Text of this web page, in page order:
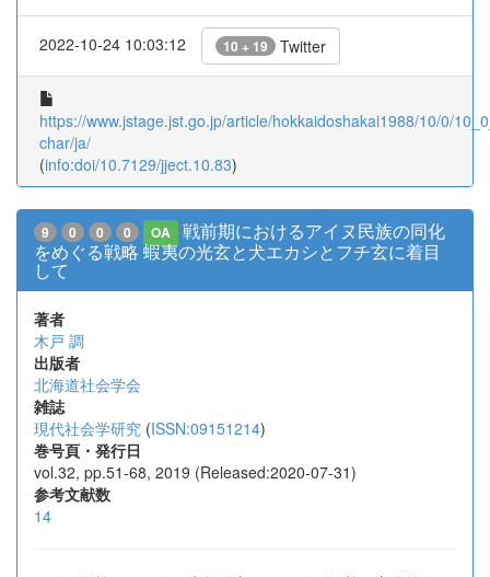
2022-10-24 10:03:12 10 + 19 Twitter
https://www.jstage.jst.go.jp/article/hokkaidoshakai1988/10/0/
char/ja/
(info:doi/10.7129/jject.10.83)
9 0 0 0 OA
戦前期におけるアイヌ民族の同化
をめぐる戦略 蝦夷の光⽞と⽝エカシとフチ⽞に着目
して
著者
木戸 調
出版者
北海道社会学会
雑誌
現代社会学研究 (ISSN:09151214)
巻号頁・発行日
vol.32, pp.51-68, 2019 (Released:2020-07-31)
参考文献数
14